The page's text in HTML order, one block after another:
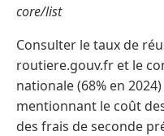
core/list
Consulter le taux de
routiere.gouv.fr et le
nationale (68% en
mentionnant le coût
des frais de seconde